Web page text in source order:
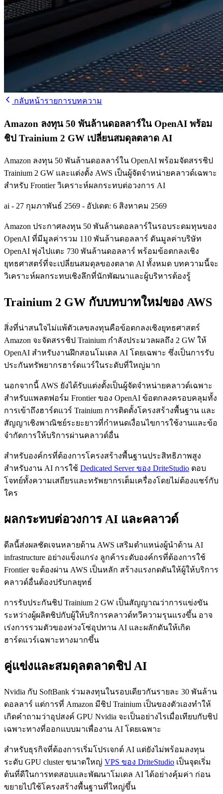
กลับหน้ารายการบทความ
Amazon ลงทุน 50 พันล้านดอลลาร์ใน OpenAI พร้อม
ชิป Trainium 2 GW เปลี่ยนสมดุลตลาด AI
Amazon ลงทุน 50 พันล้านดอลลาร์ใน OpenAI พร้อมจัดสรรชิป
Trainium 2 GW และแต่งตั้ง AWS เป็นผู้จัดจำหน่ายคลาวด์เฉพาะ
สำหรับ Frontier วิเคราะห์ผลกระทบต่อวงการ AI
ai - 27 กุมภาพันธ์ 2569 - อัปเดต: 6 สิงหาคม 2569
Amazon ประกาศลงทุน 50 พันล้านดอลลาร์ในรอบระดมทุนของ
OpenAI ที่มีมูลค่ารวม 110 พันล้านดอลลาร์ ดันมูลค่าบริษัท
OpenAI พุ่งไปแตะ 730 พันล้านดอลลาร์ พร้อมข้อตกลงเชิง
ยุทธศาสตร์ที่จะเปลี่ยนสมดุลของตลาด AI ทั้งหมด บทความนี้จะ
วิเคราะห์ผลกระทบเชิงลึกที่นักพัฒนาและผู้บริหารต้องรู้
Trainium 2 GW กับบทบาทใหม่ของ AWS
สิ่งที่น่าสนใจไม่แพ้ตัวเลขลงทุนคือข้อตกลงเชิงยุทธศาสตร์
Amazon จะจัดสรรชิป Trainium กำลังประมวลผลถึง 2 GW ให้
OpenAI สำหรับงานฝึกสอนโมเดล AI โดยเฉพาะ ซึ่งเป็นการรับ
ประกันทรัพยากรฮาร์ดแวร์ในระดับที่ใหญ่มาก
นอกจากนี้ AWS ยังได้รับแต่งตั้งเป็นผู้จัดจำหน่ายคลาวด์เฉพาะ
สำหรับแพลตฟอร์ม Frontier ของ OpenAI ข้อตกลงครอบคลุมทั้ง
การเข้าถึงฮาร์ดแวร์ Trainium การติดตั้งโครงสร้างพื้นฐาน และ
สัญญาเชิงพาณิชย์ระยะยาวที่กำหนดเงื่อนไขการใช้งานและข้อ
จำกัดการให้บริการผ่านคลาวด์อื่น
สำหรับองค์กรที่ต้องการโครงสร้างพื้นฐานประสิทธิภาพสูง
สำหรับงาน AI การใช้ Dedicated Server ของ DriteStudio ตอบ
โจทย์ทั้งความเสถียรและทรัพยากรเต็มเครื่องโดยไม่ต้องแชร์กับ
ใคร
ผลกระทบต่อวงการ AI และคลาวด์
ดีลนี้ส่งผลชัดเจนหลายด้าน AWS เสริมตำแหน่งผู้นำด้าน AI
infrastructure อย่างแข็งแกร่ง ลูกค้าระดับองค์กรที่ต้องการใช้
Frontier จะต้องผ่าน AWS เป็นหลัก สร้างแรงกดดันให้ผู้ให้บริการ
คลาวด์อื่นต้องปรับกลยุทธ์
การรับประกันชิป Trainium 2 GW เป็นสัญญาณว่าการแข่งขัน
ระหว่างผู้ผลิตชิปกับผู้ให้บริการคลาวด์ทวีความรุนแรงขึ้น อาจ
เร่งการรวมตัวของห่วงโซ่อุปทาน AI และผลักดันให้เกิด
ฮาร์ดแวร์เฉพาะทางมากขึ้น
คู่แข่งและสมดุลตลาดชิป AI
Nvidia กับ SoftBank ร่วมลงทุนในรอบเดียวกันรายละ 30 พันล้าน
ดอลลาร์ แต่การที่ Amazon มีชิป Trainium เป็นของตัวเองทำให้
เกิดคำถามว่าอุปสงค์ GPU Nvidia จะเป็นอย่างไรเมื่อเทียบกับชิป
เฉพาะทางที่ออกแบบมาเพื่องาน AI โดยเฉพาะ
สำหรับธุรกิจที่ต้องการเริ่มโปรเจกต์ AI แต่ยังไม่พร้อมลงทุน
ระดับ GPU cluster ขนาดใหญ่ VPS ของ DriteStudio เป็นจุดเริ่ม
ต้นที่ดีในการทดสอบและพัฒนาโมเดล AI ได้อย่างคุ้มค่า ก่อน
ขยายไปใช้โครงสร้างพื้นฐานที่ใหญ่ขึ้น